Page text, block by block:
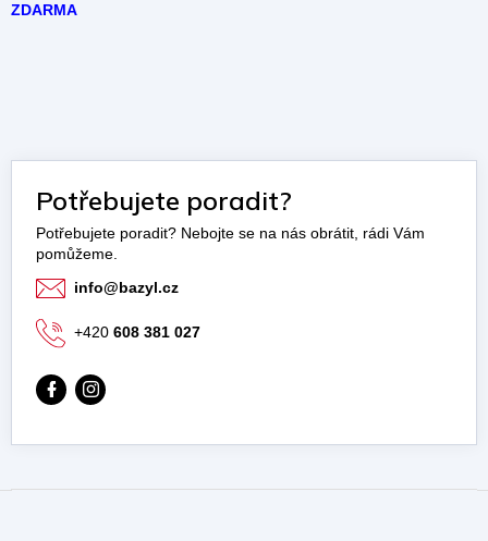
ZDARMA
Potřebujete poradit?
info@bazyl.cz
+420 608 381 027